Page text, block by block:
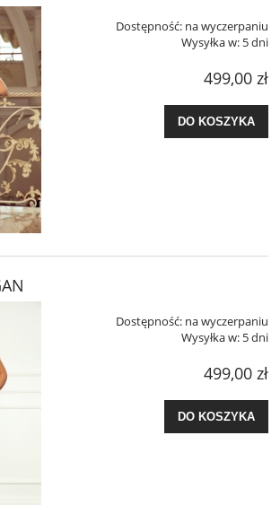
Dostępność: na wyczerpaniu
Wysyłka w: 5 dni
499,00 zł
DO KOSZYKA
Dostępność: na wyczerpaniu
Wysyłka w: 5 dni
499,00 zł
DO KOSZYKA